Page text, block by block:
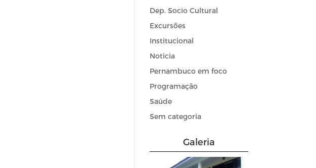
Dep. Socio Cultural
Excursões
Institucional
Noticia
Pernambuco em foco
Programação
Saúde
Sem categoria
Galeria